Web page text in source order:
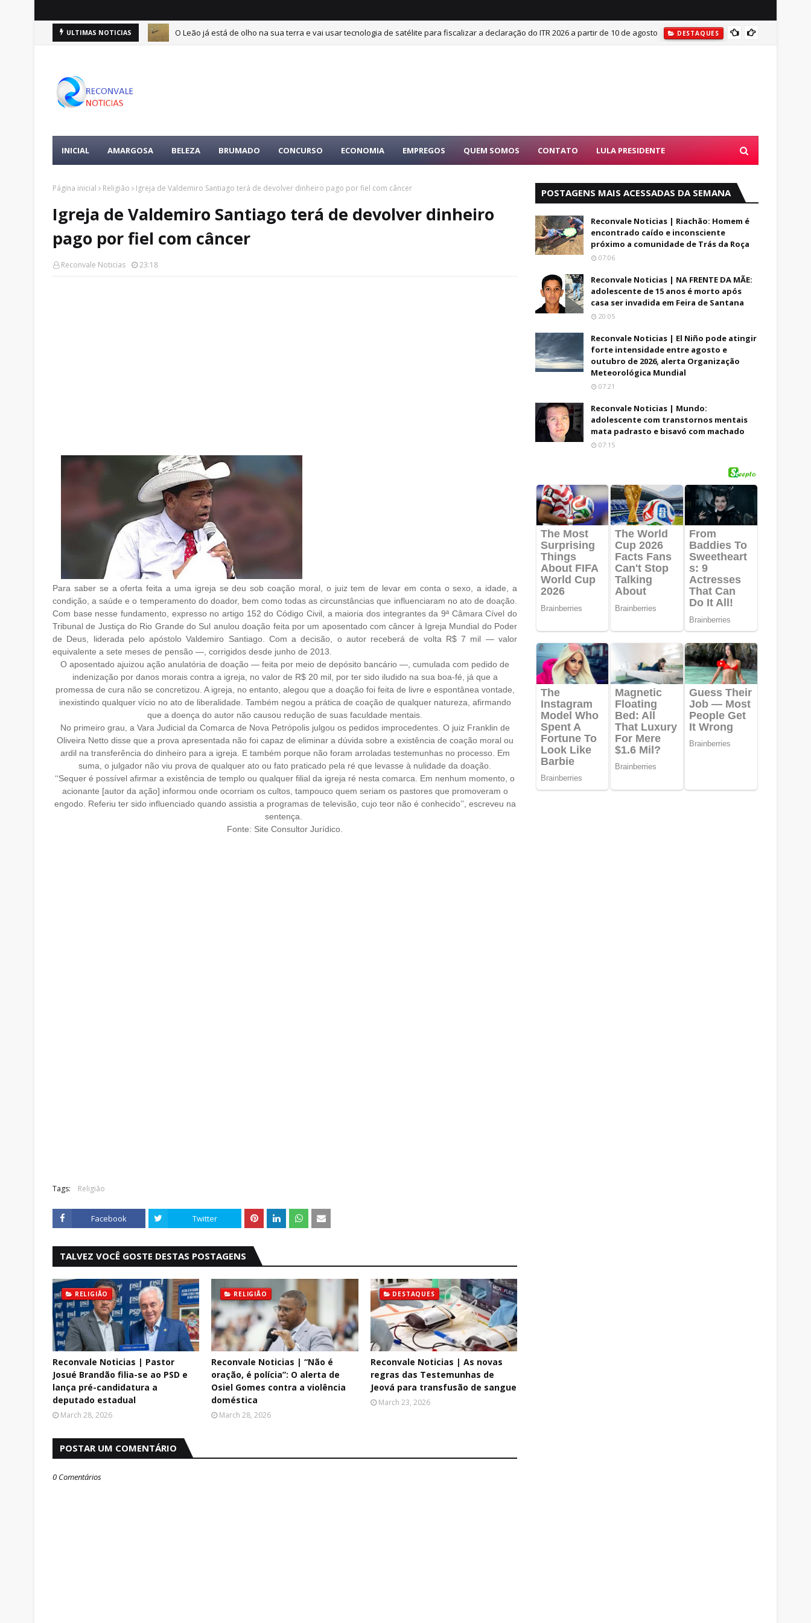
ULTIMAS NOTICIAS O Leão já está de olho na sua terra e vai usar tecnologia de satélite para fiscalizar a declaração do ITR 2026 a partir de 10 de agosto DESTAQUES
INICIAL AMARGOSA BELEZA BRUMADO CONCURSO ECONOMIA EMPREGOS QUEM SOMOS CONTATO LULA PRESIDENTE
Página inicial Religião Igreja de Valdemiro Santiago terá de devolver dinheiro pago por fiel com câncer
Igreja de Valdemiro Santiago terá de devolver dinheiro
pago por fiel com câncer
Reconvale Noticias 23:18
Para saber se a oferta feita a uma igreja se deu sob coação moral, o juiz tem de levar em conta o sexo, a idade, a
condição, a saúde e o temperamento do doador, bem como todas as circunstâncias que influenciaram no ato de doação.
Com base nesse fundamento, expresso no artigo 152 do Código Civil, a maioria dos integrantes da 9ª Câmara Cível do
Tribunal de Justiça do Rio Grande do Sul anulou doação feita por um aposentado com câncer à Igreja Mundial do Poder
de Deus, liderada pelo apóstolo Valdemiro Santiago. Com a decisão, o autor receberá de volta R$ 7 mil — valor
equivalente a sete meses de pensão —, corrigidos desde junho de 2013.
O aposentado ajuizou ação anulatória de doação — feita por meio de depósito bancário —, cumulada com pedido de
indenização por danos morais contra a igreja, no valor de R$ 20 mil, por ter sido iludido na sua boa-fé, já que a
promessa de cura não se concretizou. A igreja, no entanto, alegou que a doação foi feita de livre e espontânea vontade,
inexistindo qualquer vício no ato de liberalidade. Também negou a prática de coação de qualquer natureza, afirmando
que a doença do autor não causou redução de suas faculdade mentais.
No primeiro grau, a Vara Judicial da Comarca de Nova Petrópolis julgou os pedidos improcedentes. O juiz Franklin de
Oliveira Netto disse que a prova apresentada não foi capaz de eliminar a dúvida sobre a existência de coação moral ou
ardil na transferência do dinheiro para a igreja. E também porque não foram arroladas testemunhas no processo. Em
suma, o julgador não viu prova de qualquer ato ou fato praticado pela ré que levasse à nulidade da doação.
‘‘Sequer é possível afirmar a existência de templo ou qualquer filial da igreja ré nesta comarca. Em nenhum momento, o
acionante [autor da ação] informou onde ocorriam os cultos, tampouco quem seriam os pastores que promoveram o
engodo. Referiu ter sido influenciado quando assistia a programas de televisão, cujo teor não é conhecido’’, escreveu na
sentença.
Fonte: Site Consultor Jurídico.
Tags: Religião
Facebook Twitter
TALVEZ VOCÊ GOSTE DESTAS POSTAGENS
RELIGIÃO
Reconvale Noticias | Pastor
Josué Brandão filia-se ao PSD e
lança pré-candidatura a
deputado estadual
March 28, 2026
RELIGIÃO
Reconvale Noticias | “Não é
oração, é polícia”: O alerta de
Osiel Gomes contra a violência
doméstica
March 28, 2026
DESTAQUES
Reconvale Noticias | As novas
regras das Testemunhas de
Jeová para transfusão de sangue
March 23, 2026
POSTAR UM COMENTÁRIO
0 Comentários
POSTAGENS MAIS ACESSADAS DA SEMANA
Reconvale Noticias | Riachão: Homem é
encontrado caído e inconsciente
próximo a comunidade de Trás da Roça
07:06
Reconvale Noticias | NA FRENTE DA MÃE:
adolescente de 15 anos é morto após
casa ser invadida em Feira de Santana
20:05
Reconvale Noticias | El Niño pode atingir
forte intensidade entre agosto e
outubro de 2026, alerta Organização
Meteorológica Mundial
07:21
Reconvale Noticias | Mundo:
adolescente com transtornos mentais
mata padrasto e bisavó com machado
07:15